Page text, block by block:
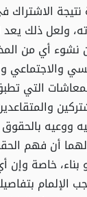
نتيجة
ولعل ذلك يعد
أي من
والاجتماعي
التي
بالحقوق
أن فهم
خاصة
الإلمام